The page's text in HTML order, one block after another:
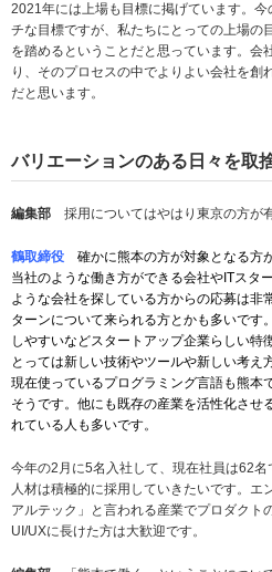
2021年には上場も目標に掲げています。
チな目標ですが、私たちにとっての上場の
を踏めるということだと思っています。会
り、そのプロセスの中でよりよい会社を創
だと思います。
バリエーションのある日々を取
編集部 採用についてはやはり東京の方が
鶴取締役
確かに熊本の方が対象となる方
当社のような働き方ができる会社やITスタ
ような会社を探している方からの応募は非
ターンについて来られる方とかも多いです
しやすいなどスタートアップ企業らしい特
とっては新しい技術やツールや新しい考え
現在使っているプログラミング言語も熊本
そうです。他にも既存の産業を活性化させ
れている人も多いです。
今年の2月に5名入社して、現在社員は62
人材は積極的に採用していきたいです。エ
アルテック」と言われる産業でプロダクト
UI/UXに長けた方は大歓迎です。